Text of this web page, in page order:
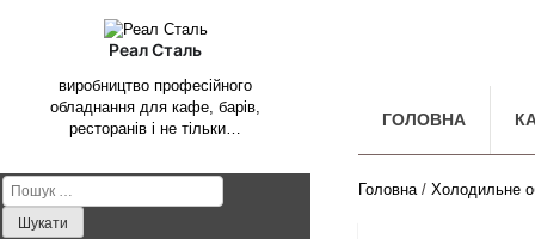
Реал Сталь
виробництво професійного
обладнання для кафе, барів,
ресторанів і не тільки…
Пошук:
ГОЛОВНА
Головна/ Холодильне